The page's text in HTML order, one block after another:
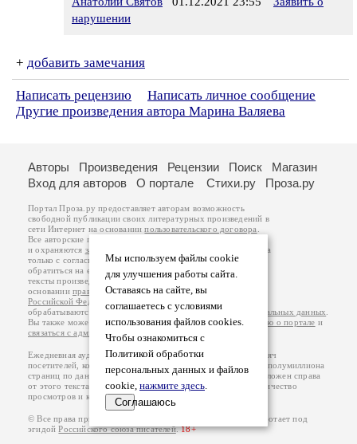
нарушении
+ добавить замечания
Написать рецензию
Написать личное сообщение
Другие произведения автора Марина Валяева
Мы используем файлы cookie
для улучшения работы сайта.
Оставаясь на сайте, вы
соглашаетесь с условиями
использования файлов cookies.
Чтобы ознакомиться с
Политикой обработки
персональных данных и файлов
cookie, нажмите здесь.
Соглашаюсь
Авторы Произведения Рецензии Поиск
Магазин
Вход для авторов
О портале Стихи.ру Проза.ру
Портал Проза.ру предоставляет авторам возможность
свободной публикации своих литературных произведений в
сети Интернет на основаниипользовательского договора
Все авторские права на произведения принадлежат авторам
и охраняются законом
. Перепечатка произведений возможна
только с согласия его автора, к которому вы можете
обратиться на его авторской странице. Ответственность за
тексты произведений авторы несут самостоятельно на
основанииправил публикацииизаконодательства
Российской Федерации
обрабатываются на основанииПолитики обработки персональных данных
Вы также можете посмотреть более подробнуюинформацию о портале и
связаться с администрацией
Ежедневная аудитория портала Проза.ру – порядка 100 тысяч
посетителей, которые в общей сумме просматривают более полумиллиона
страниц по данным счетчика посещаемости, который расположен справа
от этого текста. В каждой графе указано по две цифры: количество
просмотров и количество посетителей.
© Все права принадлежат авторам, 2000-2026. Портал работает под
эгидойРоссийского союза писателей.18+